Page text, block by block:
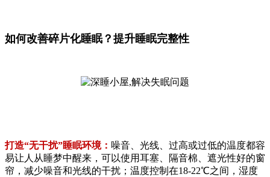
如何改善碎片化睡眠？提升睡眠完整性
打造“无干扰”睡眠环境： 噪音、光线、过高或过低的温度都容
易让人从睡梦中醒来，可以使用耳塞、隔音棉、遮光性好的窗
帘，减少噪音和光线的干扰；温度控制在18-22℃之间，湿度